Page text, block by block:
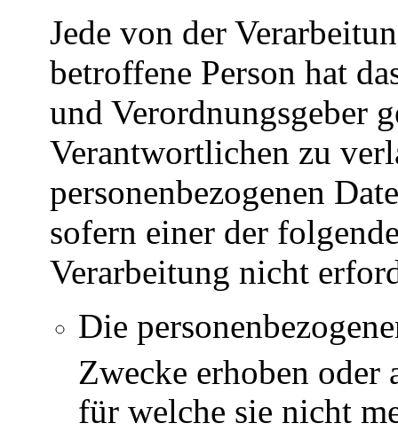
Jede von der
betroffene Person hat
und Verordnungsgeber
Verantwortlichen zu
personenbezogenen
sofern einer der
Verarbeitung nicht
Die
Zwecke erhoben oder
für welche sie nicht